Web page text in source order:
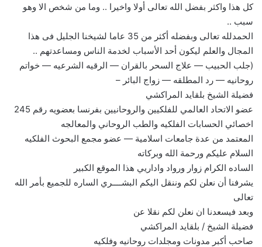
كل هذا واكثر بفضل الله تعالى أولا واخيرا .. وما من شخص الا وهو
سبب ..
الحمدلله تعالى وبفضله أكثر من 35 عاما لشيخنا الجليل فى هذا
المجال والعلم ليكون أحد الأسباب لخدمة الناس ومساعدتهم ..
(جلب الحبيب — علاج السحر بالقران — الرقيه الشرعيه — خواتم
روحانيه — رد المطلقه — زواج البائر –
فضيلة الشيخ بلقايد المراكشي
عضو الاتحاد العالمي للفلكيين والروحانيين بفرنسا بعضويه رقم 245
اخصائي الحسابات الفلكيه والطب الروحاني والمعالجه
المعتمد من عدة جامعات اسلامية — عضو مجمع البحوث الفلكيه
السلام عليكم ورحمة الله وبركاته
الساده الكرام زوار ورواد واداريي هذا الموقع الكبير
يشرفنا أن نعلن لكم وننقل اليكم البشــــري الساره للجميع بأمر الله
تعالى
وبعد فيسعدنا ان نعلن لكم نقلا عن
فضيلة الشيخ / بلقايد المراكشي
صاحب أكبر مدونات ومجلدات روحانيه وفلكيه